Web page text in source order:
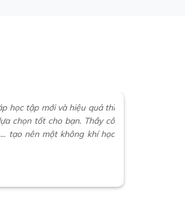
học tập mới và hiệu quả thì
chọn tốt cho bạn. Thầy cô
tạo nên một không khí học